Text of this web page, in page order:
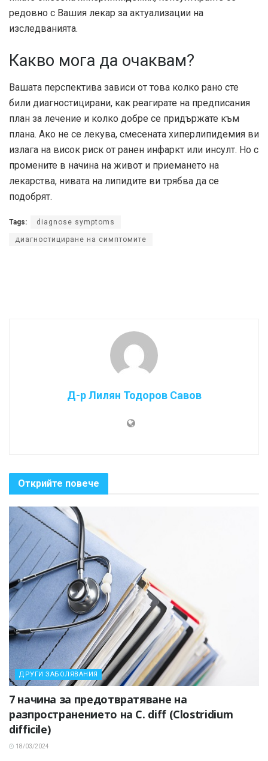
редовно с Вашия лекар за актуализации на
изследванията.
Какво мога да очаквам?
Вашата перспектива зависи от това колко рано сте
били диагностицирани, как реагирате на предписания
план за лечение и колко добре се придържате към
плана. Ако не се лекува, смесената хиперлипидемия ви
излага на висок риск от ранен инфаркт или инсулт. Но с
промените в начина на живот и приемането на
лекарства, нивата на липидите ви трябва да се
подобрят.
Tags: diagnose symptoms
диагностициране на симптомите
Д-р Лилян Тодоров Савов
Открийте повече
ДРУГИ ЗАБОЛЯВАНИЯ
7 начина за предотвратяване на
разпространението на C. diff (Clostridium
difficile)
18/03/2024